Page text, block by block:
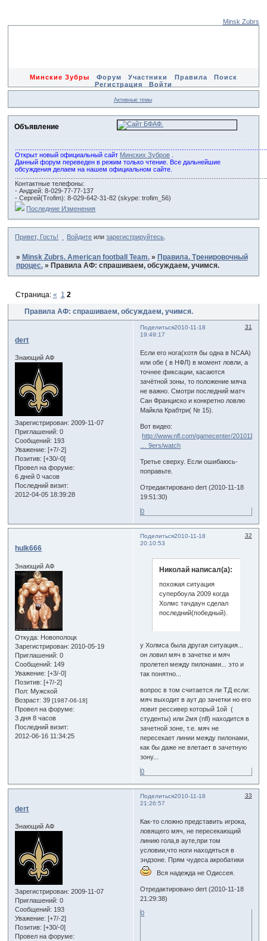
Minsk Zubrs
Минские Зубры Форум Участники Правила
Поиск
Регистрация
Войти
Активные темы
Объявление
Открыт новый официальный сайт Минских Зубров
Данный форум переведен в режим только чтение. Все дальнейшие
обсуждения делаем на нашем официальном сайте.
Контактные телефоны:
- Андрей: 8-029-77-77-137
- Сергей(Trofim): 8-029-642-31-82 (skype: trofim_56)
Последние Изменения
Привет, Гость! Войдите илизарегистрируйтесь
» Minsk Zubrs. American football Team. » Правила. Тренировочный
процес. » Правила АФ: спрашиваем, обсуждаем, учимся.
Правила АФ: спрашиваем, обсуждаем, учимся.
Страница: « 1 2
Поделиться 31
2010-11-18
19:49:17
dert
Знающий АФ
Зарегистрирован: 2009-11-07
Приглашений: 0
Сообщений: 193
Уважение: [+7/-2]
Позитив: [+30/-0]
Провел на форуме:
6 дней 0 часов
Последний визит:
2012-04-05 18:39:28
Если его нога(хотя бы одна в NCAA)
или обе ( в НФЛ) в момент ловли, а
точнее фиксации, касаются
зачётной зоны, то положение мяча
не важно. Смотри последний матч
Сан Франциско и конкретно ловлю
Майкла Крабтри( № 15).
Вот видео:
http://www.nfl.com/gamecenter/201011141
… 9ers/watch
Третье сверху. Если ошибаюсь-
поправьте.
Отредактировано dert (2010-11-18
19:51:30)
0
Поделиться 32
2010-11-18
20:10:53
hulk666
Знающий АФ
Откуда: Новополоцк
Зарегистрирован: 2010-05-19
Приглашений: 0
Сообщений: 149
Уважение: [+3/-0]
Позитив: [+7/-2]
Пол: Мужской
Возраст: 39[1987-06-18]
Провел на форуме:
3 дня 8 часов
Последний визит:
2012-06-16 11:34:25
Николай написал(а):
похожая ситуация
супербоула 2009 когда
Холмс тачдаун сделал
последний(победный).
у Холмса была другая ситуация...
он ловил мяч в зачетке и мяч
пролетел между пилонами... это и
так понятно...
вопрос в том считается ли ТД если:
мяч выходит в аут до зачетки но его
ловит рессивер который 1ой (
студенты) или 2мя (nfl) находится в
зачетной зоне, т.е. мяч не
пересекает линии между пилонами,
как бы даже не влетает в зачетную
зону...
0
Поделиться 33
2010-11-18
21:26:57
dert
Знающий АФ
Зарегистрирован: 2009-11-07
Приглашений: 0
Сообщений: 193
Уважение: [+7/-2]
Позитив: [+30/-0]
Провел на форуме:
Как-то сложно представить игрока,
ловящего мяч, не пересекающий
линию гола,в ауте,при том
условии,что ноги находяться в
эндзоне. Прям чудеса акробатики
Вся надежда не Одиссея.
Отредактировано dert (2010-11-18
21:29:38)
0